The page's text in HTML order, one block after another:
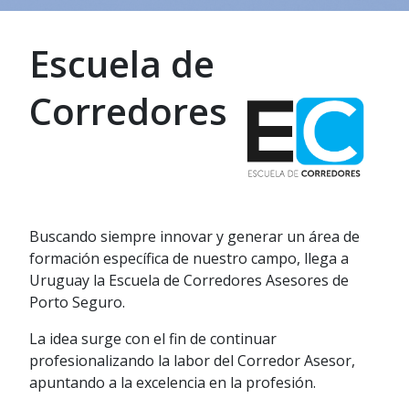
Escuela de
Corredores
Buscando siempre innovar y generar un área de
formación específica de nuestro campo, llega a
Uruguay la Escuela de Corredores Asesores de
Porto Seguro.
La idea surge con el fin de continuar
profesionalizando la labor del Corredor Asesor,
apuntando a la excelencia en la profesión.